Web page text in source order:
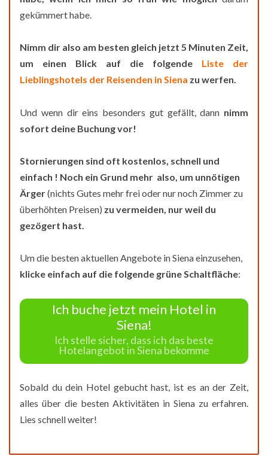
gekümmert habe.
Nimm dir also am besten gleich jetzt 5 Minuten Zeit,
um einen Blick auf die folgende Liste der
Lieblingshotels der Reisenden in Siena zu werfen.
Und wenn dir eins besonders gut gefällt, dann nimm
sofort deine Buchung vor!
Stornierungen sind oft kostenlos, schnell und
einfach ! Noch ein Grund mehr also, um unnötigen
Ärger(nichts Gutes mehr frei oder nur noch Zimmer zu
überhöhten Preisen) zu vermeiden, nur weil du
gezögert hast.
Um die besten aktuellen Angebote in Siena einzusehen,
klicke einfach auf die folgende grüne Schaltfläche:
Ich buche jetzt mein Hotel in
Siena!
Ich stelle sicher, dass ich das beste
Hotelangebot in Siena bekomme
Sobald du dein Hotel gebucht hast, ist es an der Zeit,
alles über die besten Aktivitäten in Siena zu erfahren.
Lies schnell weiter!